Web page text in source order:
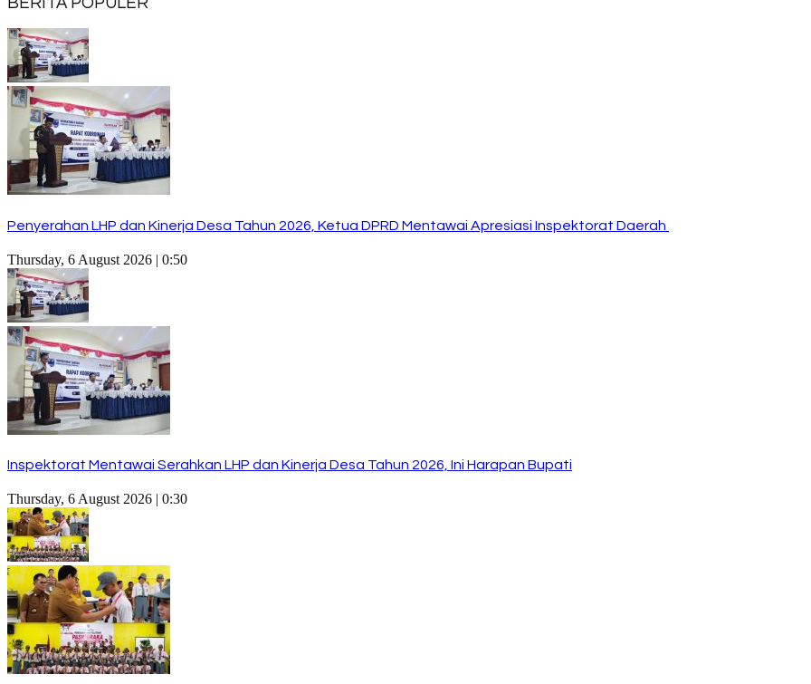
Penyerahan LHP dan Kinerja Desa Tahun 2026, Ketua DPRD Mentawai Apresiasi Inspektorat Daerah
Thursday, 6 August 2026 | 0:50
Inspektorat Mentawai Serahkan LHP dan Kinerja Desa Tahun 2026, Ini Harapan Bupati
Thursday, 6 August 2026 | 0:30